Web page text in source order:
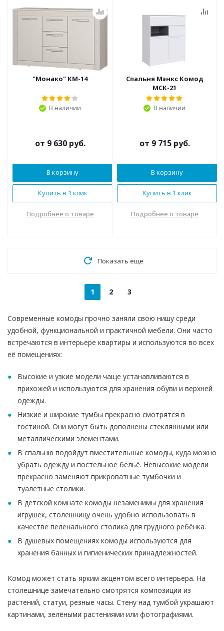
"Монако" КМ-14
В наличии
от 9 630 руб.
В корзину
Купить в 1 клик
Подробнее о товаре
Спальня Мэнкс Комод
МСК-21
В наличии
от 9 715 руб.
В корзину
Купить в 1 клик
Подробнее о товаре
Показать еще
1 2 3
Современные комоды прочно заняли свою нишу среди
удобной, функциональной и практичной мебели. Они часто
встречаются в интерьере квартиры и используются во всех
её помещениях:
Высокие и узкие модели чаще устанавливаются в
прихожей и используются для хранения обуви и верхней
одежды.
Низкие и широкие тумбы прекрасно смотрятся в
гостиной. Они могут быть дополнены стеклянными или
металлическими элементами.
В спальню подойдут вместительные комоды, куда можно
убрать одежду и постельное бельё. Невысокие модели
прекрасно заменяют прикроватные тумбочки и
туалетные столики.
В детской комнате комоды незаменимы для хранения
игрушек, столешницу очень удобно использовать в
качестве пеленального столика для грудного ребёнка.
В душевых помещениях комоды используются для
хранения банных и гигиенических принадлежностей.
Комод может стать ярким акцентом всего интерьера. На
столешнице замечательно смотрятся композиции из
растений, статуи, резные часы. Стену над тумбой украшают
картинами, зелёными растениями или фотографиями.